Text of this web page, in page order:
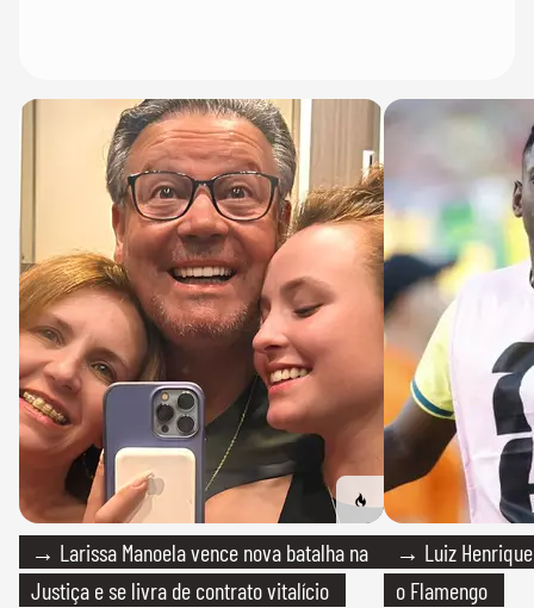
→ Larissa Manoela vence nova batalha na
Justiça e se livra de contrato vitalício
→ Luiz
o Flamengo